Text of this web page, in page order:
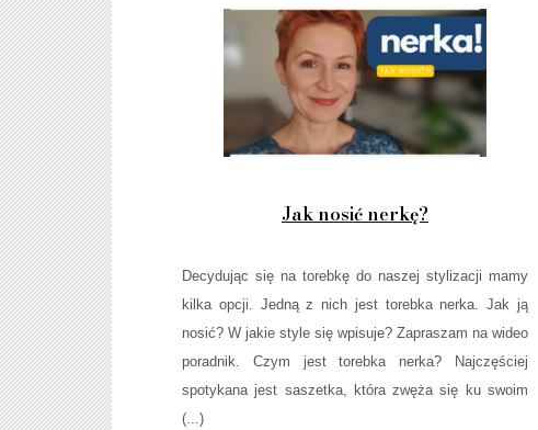
Jak nosić nerkę?
Decydując się na torebkę do naszej stylizacji mamy
kilka opcji. Jedną z nich jest torebka nerka. Jak ją
nosić? W jakie style się wpisuje? Zapraszam na wideo
poradnik. Czym jest torebka nerka? Najczęściej
spotykana jest saszetka, która zwęża się ku swoim
(...)